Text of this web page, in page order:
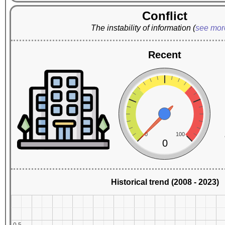
Conflict
The instability of information (see
Recent
0 100
0
Historical trend (2008 - 2023)